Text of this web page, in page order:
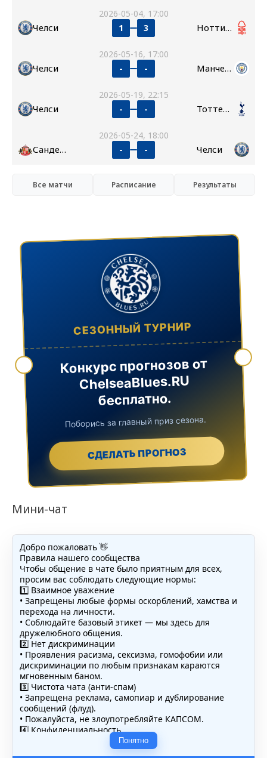
2026-05-04, 17:00
Челси 1 3 Ноттингем Форест
2026-05-16, 17:00
Челси - - Манчестер Сити
2026-05-19, 22:15
Челси - - Тоттенхэм
2026-05-24, 18:00
Сандерленд - - Челси
Все матчи Расписание Результаты
СЕЗОННЫЙ ТУРНИР
Конкурс прогнозов от
ChelseaBlues.RU
бесплатно.
Поборись за главный приз сезона.
СДЕЛАТЬ ПРОГНОЗ
Мини-чат
Добро пожаловать 👋
Правила нашего сообщества
Чтобы общение в чате было приятным для всех,
просим вас соблюдать следующие нормы:
1️⃣ Взаимное уважение
• Запрещены любые формы оскорблений, хамства и
перехода на личности.
• Соблюдайте базовый этикет — мы здесь для
дружелюбного общения.
2️⃣ Нет дискриминации
• Проявления расизма, сексизма, гомофобии или
дискриминации по любым признакам караются
мгновенным баном.
3️⃣ Чистота чата (анти-спам)
• Запрещена реклама, самопиар и дублирование
сообщений (флуд).
• Пожалуйста, не злоупотребляйте КАПСОМ.
4️⃣ Конфиденциальность
• Не публикуйте личные данные — свои или чужие
(телефоны, адреса, документы).
Понятно